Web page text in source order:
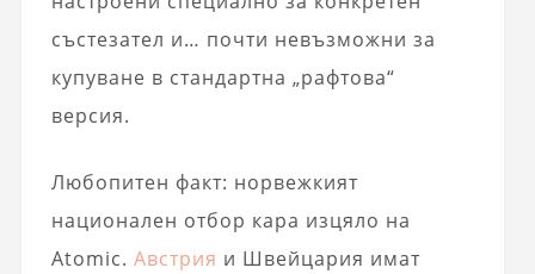
състезател и… почти невъзможни за
купуване в стандартна „рафтова“
версия.
Любопитен факт: норвежкият
национален отбор кара изцяло на
Atomic. Австрия и Швейцария имат